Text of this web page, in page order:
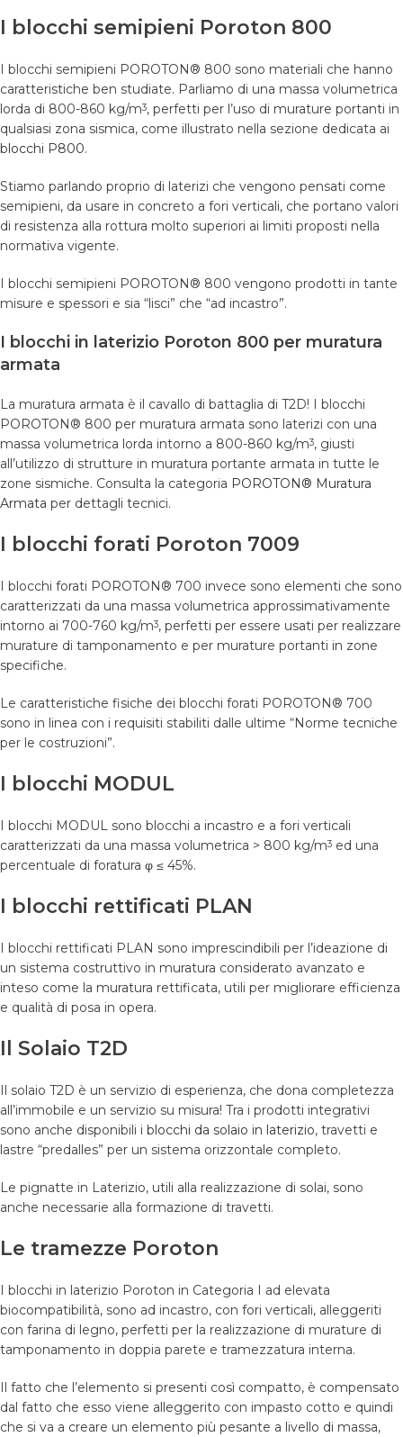
I blocchi semipieni Poroton 800
I blocchi semipieni POROTON® 800 sono materiali che hanno
caratteristiche ben studiate. Parliamo di una massa volumetrica
lorda di 800-860 kg/m3, perfetti per l’uso di murature portanti in
qualsiasi zona sismica, come illustrato nella sezione dedicata ai
blocchi P800.
Stiamo parlando proprio di laterizi che vengono pensati come
semipieni, da usare in concreto a fori verticali, che portano valori
di resistenza alla rottura molto superiori ai limiti proposti nella
normativa vigente.
I blocchi semipieni POROTON® 800 vengono prodotti in tante
misure e spessori e sia “lisci” che “ad incastro”.
I blocchi in laterizio Poroton 800 per muratura
armata
La muratura armata è il cavallo di battaglia di T2D! I blocchi
POROTON® 800 per muratura armata sono laterizi con una
massa volumetrica lorda intorno a 800-860 kg/m3, giusti
all’utilizzo di strutture in muratura portante armata in tutte le
zone sismiche. Consulta la categoria POROTON® Muratura
Armata per dettagli tecnici.
I blocchi forati Poroton 7009
I blocchi forati POROTON® 700 invece sono elementi che sono
caratterizzati da una massa volumetrica approssimativamente
intorno ai 700-760 kg/m3, perfetti per essere usati per realizzare
murature di tamponamento e per murature portanti in zone
specifiche.
Le caratteristiche fisiche dei blocchi forati POROTON® 700
sono in linea con i requisiti stabiliti dalle ultime “Norme tecniche
per le costruzioni”.
I blocchi MODUL
I blocchi MODUL sono blocchi a incastro e a fori verticali
caratterizzati da una massa volumetrica > 800 kg/m3 ed una
percentuale di foratura φ ≤ 45%.
I blocchi rettificati PLAN
I blocchi rettificati PLAN sono imprescindibili per l’ideazione di
un sistema costruttivo in muratura considerato avanzato e
inteso come la muratura rettificata, utili per migliorare efficienza
e qualità di posa in opera.
Il Solaio T2D
Il solaio T2D è un servizio di esperienza, che dona completezza
all’immobile e un servizio su misura! Tra i prodotti integrativi
sono anche disponibili i blocchi da solaio in laterizio, travetti e
lastre “predalles” per un sistema orizzontale completo.
Le pignatte in Laterizio, utili alla realizzazione di solai, sono
anche necessarie alla formazione di travetti.
Le tramezze Poroton
I blocchi in laterizio Poroton in Categoria I ad elevata
biocompatibilità, sono ad incastro, con fori verticali, alleggeriti
con farina di legno, perfetti per la realizzazione di murature di
tamponamento in doppia parete e tramezzatura interna.
Il fatto che l’elemento si presenti così compatto, è compensato
dal fatto che esso viene alleggerito con impasto cotto e quindi
che si va a creare un elemento più pesante a livello di massa,